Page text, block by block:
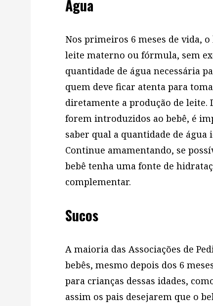
Água
Nos primeiros 6 meses de vida,
leite materno ou fórmula, sem
quantidade de água necessária
quem deve ficar atenta para
diretamente a produção de leite.
forem introduzidos ao bebê, é
saber qual a quantidade de água
Continue amamentando, se
bebê tenha uma fonte de
complementar.
Sucos
A maioria das Associações de
bebês, mesmo depois dos 6
para crianças dessas idades,
assim os pais desejarem que o